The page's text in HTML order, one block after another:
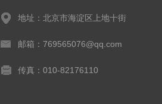
地址：北京市海淀区上地十街
邮箱：769565076@qq.com
传真：010-82176110